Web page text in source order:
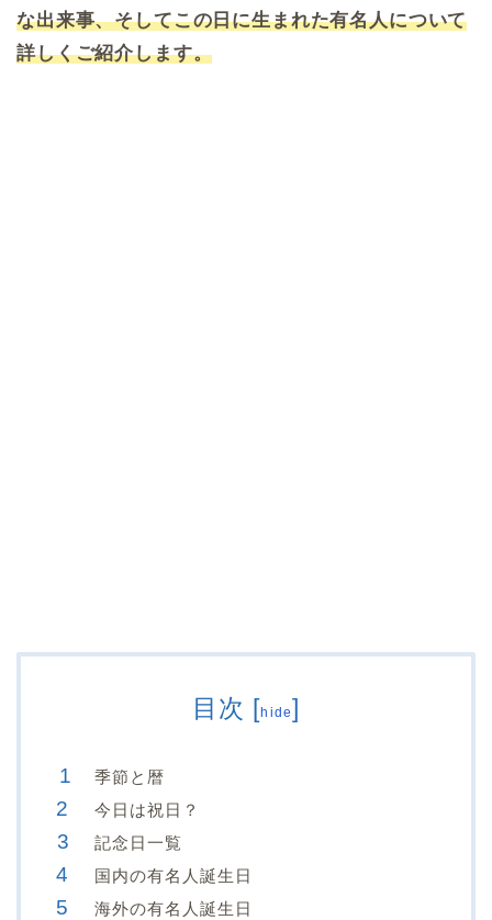
な出来事、そしてこの日に生まれた有名人について
詳しくご紹介します。
目次 [hide]
季節と暦
今日は祝日？
記念日一覧
国内の有名人誕生日
海外の有名人誕生日